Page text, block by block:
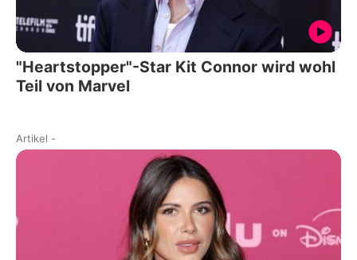
"Heartstopper"-Star Kit Connor wird wohl
Teil von Marvel
Artikel -